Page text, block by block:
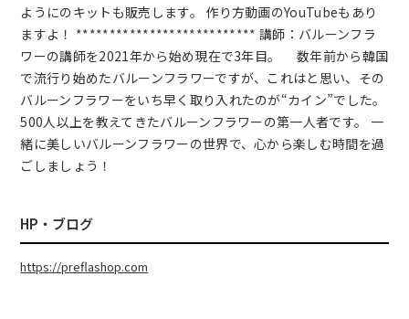
ようにのキットも販売します。 作り方動画のYouTubeもあり
ますよ！ *************************** 講師：バルーンフラ
ワーの講師を2021年から始め現在で3年目。 数年前から韓国
で流行り始めたバルーンフラワーですが、これはと思い、その
バルーンフラワーをいち早く取り入れたのが“カイン”でした。
500人以上を教えてきたバルーンフラワーの第一人者です。 一
緒に美しいバルーンフラワーの世界で、心から楽しむ時間を過
ごしましょう！
HP・ブログ
https://preflashop.com